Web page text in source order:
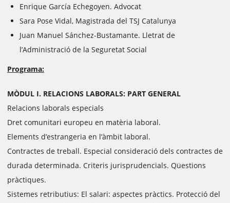
Enrique García Echegoyen. Advocat
Sara Pose Vidal, Magistrada del TSJ Catalunya
Juan Manuel Sánchez-Bustamante. Lletrat de
l’Administració de la Seguretat Social
Programa:
MÒDUL I. RELACIONS LABORALS: PART GENERAL
Relacions laborals especials
Dret comunitari europeu en matèria laboral.
Elements d’estrangeria en l’àmbit laboral.
Contractes de treball. Especial consideració dels contractes de
durada determinada. Criteris jurisprudencials. Qüestions
pràctiques.
Sistemes retributius: El salari: aspectes pràctics. Protecció del